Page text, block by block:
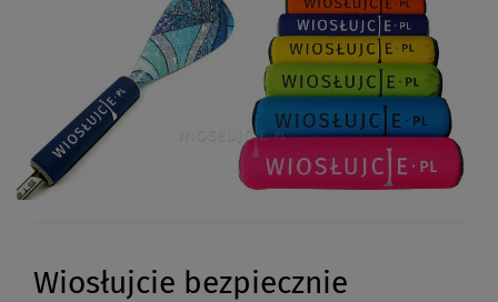
Wiosłujcie bezpiecznie